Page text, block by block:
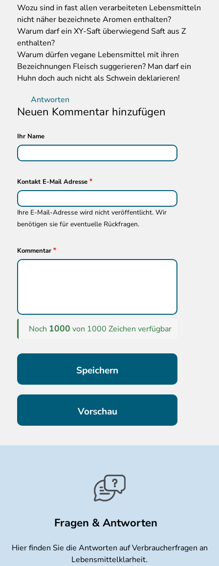
Wozu sind in fast allen verarbeiteten Lebensmitteln
nicht näher bezeichnete Aromen enthalten?
Warum darf ein XY-Saft überwiegend Saft aus Z
enthalten?
Warum dürfen vegane Lebensmittel mit ihren
Bezeichnungen Fleisch suggerieren? Man darf ein
Huhn doch auch nicht als Schwein deklarieren!
Antworten
Neuen Kommentar hinzufügen
Ihr Name
Kontakt E-Mail Adresse
Ihre E-Mail-Adresse wird nicht veröffentlicht. Wir
benötigen sie für eventuelle Rückfragen.
Kommentar
Noch 1000 von 1000 Zeichen verfügbar
Fragen & Antworten
Hier finden Sie die Antworten auf Verbraucherfragen an
Lebensmittelklarheit.